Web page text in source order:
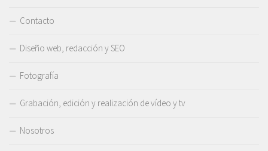
Contacto
Diseño web, redacción y SEO
Fotografía
Grabación, edición y realización de vídeo y tv
Nosotros